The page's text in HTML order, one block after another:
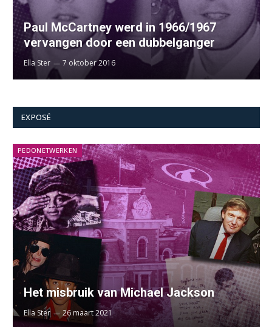
Paul McCartney werd in 1966/1967
vervangen door een dubbelganger
Ella Ster 7 oktober 2016
EXPOSÉ
PEDONETWERKEN
Het misbruik van Michael Jackson
Ella Ster 26 maart 2021